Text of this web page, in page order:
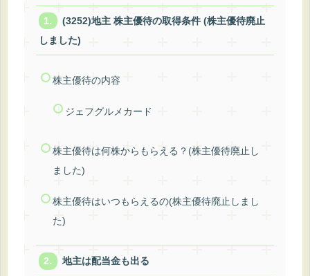
(3252)地主 株主優待の取得条件 (株主優待廃止
しました)
株主優待の内容
ジェフグルメカード
株主優待は何株からもらえる？(株主優待廃止し
ました)
株主優待はいつもらえるの(株主優待廃止しまし
た)
地主は配当金も出る